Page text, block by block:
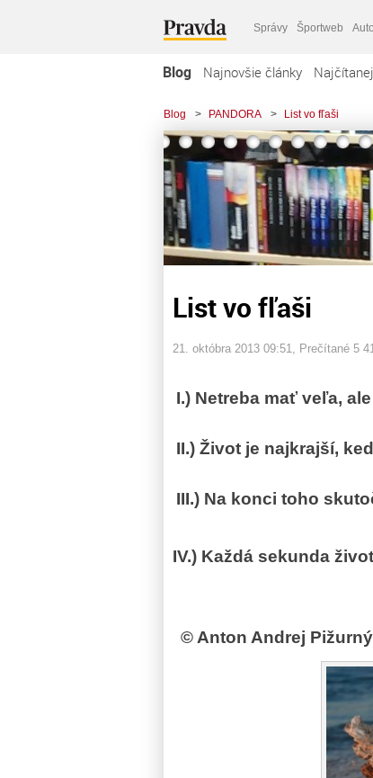
Správy Športweb Auto
Blog Najnovšie články
Blog > PANDORA > List vo fľaši
List vo fľaši
21. októbra 2013 09:51 , Prečítané 5
I.) Netreba mať veľa,
II.) Život je najkrajší,
III.) Na konci toho
IV.) Každá sekunda
© Anton Andrej Pižurný